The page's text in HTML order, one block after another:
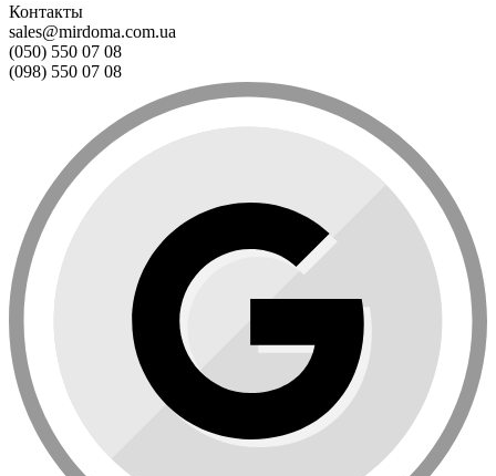
Контакты
sales@mirdoma.com.ua
(050) 550 07 08
(098) 550 07 08